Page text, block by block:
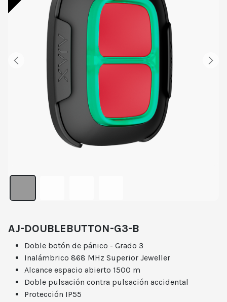
AJ-DOUBLEBUTTON-G3-B
Doble botón de pánico - Grado 3
Inalámbrico 868 MHz Superior Jeweller
Alcance espacio abierto 1500 m
Doble pulsación contra pulsación accidental
Protección IP55